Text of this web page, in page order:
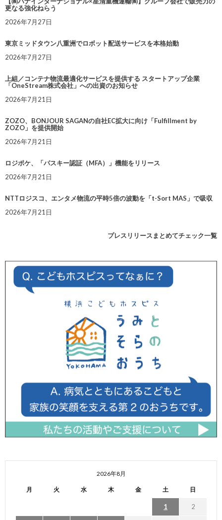
更なる強化ねらう
2026年7月27日
東京ミッドタウン八重洲でロボット配送サービスを本格始動
2026年7月27日
上組／コンテナ物流最適化サービスを提供する スタートアップ企業
「OneStream株式会社」への出資のお知らせ
2026年7月21日
ZOZO、BONJOUR SAGANの自社EC拡大に向け「Fulfillment by
ZOZO」を提供開始
2026年7月21日
ロジポケ、「パスキー認証（MFA）」機能をリリース
2026年7月21日
NTTロジスコ、エンタメ物流の平時5倍の波動を「t-Sort MAS」で吸収
2026年7月21日
プレスリリースまとめてチェック一覧
2026年8月
月 火 水 木 金 土 日
1 2